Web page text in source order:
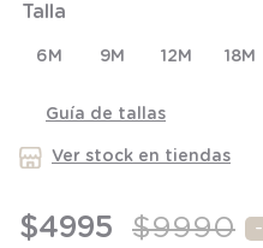
Talla
6M 9M 12M 18M
Guía de tallas
Ver stock en tiendas
$4995 $9990 -
7.
8.
saco dormir
saco
poleron